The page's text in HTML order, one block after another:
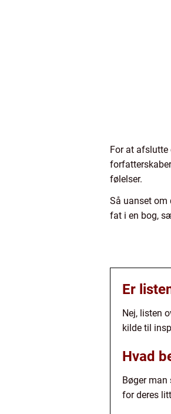
For at afslutte
følelser.
Så uanset om
fat i en bog,
Er
Nej, listen
kilde til
Hvad
Bøger man
for deres